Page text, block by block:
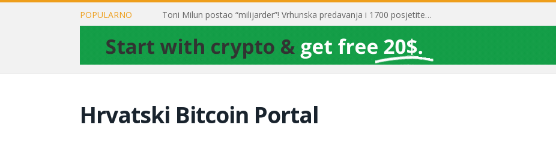
POPULARNO Toni Milun postao “milijarder”! Vrhunska predavanja i 1700 posjetitelja obilježili su mjesec financijske pismenosti
Hrvatski Bitcoin Portal